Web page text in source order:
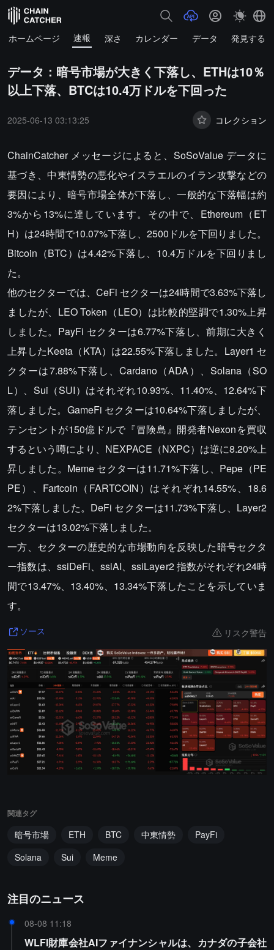
ホームページ 速報 深さ カレンダー データ 発見する
データ：暗号市場が大きく下落し、ETHは10％
以上下落、BTCは10.4万ドルを下回った
2025-06-13 03:13:25 コレクション
ChainCatcher メッセージによると、SoSoValue データに
基づき、中東情勢の悪化やイスラエルのイラン攻撃などの
要因により、暗号市場全体が下落し、一般的な下落幅は約
3%から13%に達しています。その中で、Ethereum（ET
H）は24時間で10.07%下落し、2500ドルを下回りました。
Bitcoin（BTC）は4.42%下落し、10.4万ドルを下回りまし
た。
他のセクターでは、CeFi セクターは24時間で3.63%下落し
ましたが、LEO Token（LEO）は比較的堅調で1.30%上昇
しました。PayFi セクターは6.77%下落し、前期に大きく
上昇したKeeta（KTA）は22.55%下落しました。Layer1 セ
クターは7.88%下落し、Cardano（ADA）、Solana（SO
L）、Sui（SUI）はそれぞれ10.93%、11.40%、12.64%下
落しました。GameFi セクターは10.64%下落しましたが、
テンセントが150億ドルで『冒険島』開発者Nexonを買収
するという噂により、NEXPACE（NXPC）は逆に8.20%上
昇しました。Meme セクターは11.71%下落し、Pepe（PE
PE）、Fartcoin（FARTCOIN）はそれぞれ14.55%、18.6
2%下落しました。DeFi セクターは11.73%下落し、Layer2
セクターは13.02%下落しました。
一方、セクターの歴史的な市場動向を反映した暗号セクタ
ー指数は、ssiDeFi、ssiAI、ssiLayer2 指数がそれぞれ24時
間で13.47%、13.40%、13.34%下落したことを示していま
す。
ソース リスク警告
関連タグ
暗号市場 ETH BTC 中東情勢
PayFi
Solana
Sui Meme
注目のニュース
08-08 11:18
WLFI財庫会社AIファイナンシャルは、カナダの子会社